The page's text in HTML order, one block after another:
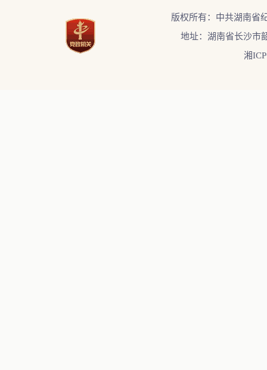
版权所有：中共湖南省
地址：湖南省长沙市
湘